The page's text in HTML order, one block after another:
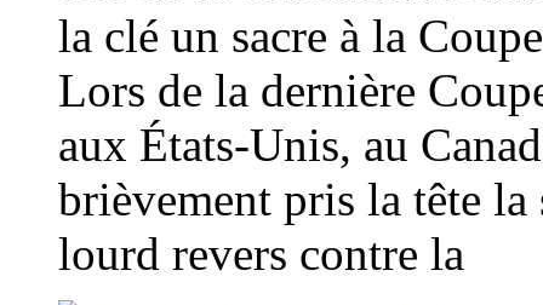
la clé un sacre à la
Lors de la dernière
aux États-Unis, au
brièvement pris la tête
lourd revers contre la